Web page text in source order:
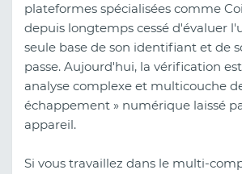
plateformes spécialisées comme
depuis longtemps cessé d'évaluer
seule base de son identifiant et de
passe. Aujourd'hui, la vérification
analyse complexe et multicouche
échappement » numérique laissé
appareil.
Si vous travaillez dans le multi-